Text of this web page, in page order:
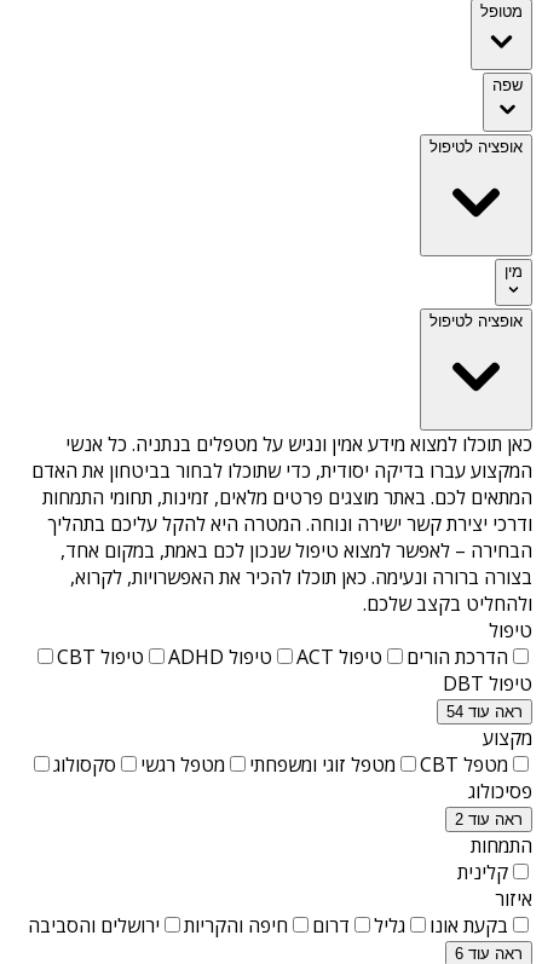
מטופל
שפה
אופציה לטיפול
מין
אופציה לטיפול
כאן תוכלו למצוא מידע אמין ונגיש על מטפלים בנתניה. כל אנשי
המקצוע עברו בדיקה יסודית, כדי שתוכלו לבחור בביטחון את האדם
המתאים לכם. באתר מוצגים פרטים מלאים, זמינות, תחומי התמחות
ודרכי יצירת קשר ישירה ונוחה. המטרה היא להקל עליכם בתהליך
הבחירה – לאפשר למצוא טיפול שנכון לכם באמת, במקום אחד,
בצורה ברורה ונעימה. כאן תוכלו להכיר את האפשרויות, לקרוא,
ולהחליט בקצב שלכם.
טיפול
הדרכת הורים
טיפול ACT טיפול ADHD
טיפול CBT
טיפול DBT
ראה עוד 54
מקצוע
מטפל CBT
מטפל זוגי ומשפחתי מטפל רגשי
סקסולוג
פסיכולוג
ראה עוד 2
התמחות
קלינית
איזור
בקעת אונו
גליל דרום חיפה והקריות ירושלים והסביבה
ראה עוד 6